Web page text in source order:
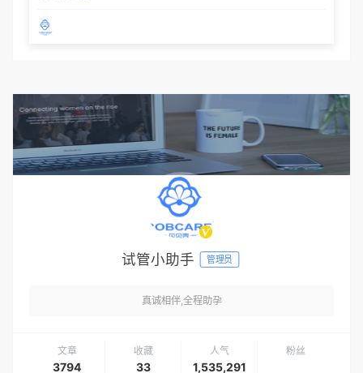
试管小助手 管理员
真诚相伴,全程助孕
文章
3794
收藏
33
人气
1,535,291
粉丝